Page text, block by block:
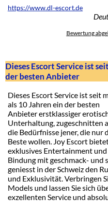
https://www.dl-escort.de
Bewertung
Dieses Escort Service ist
der besten Anbieter
Dieses Escort Service ist seit
als 10 Jahren ein der besten
Anbieter erstklassiger
Unterhaltung, zugeschnitten
die Bedürfnisse jener, die nur
Beste wollen. Joy Escort
exklusives Entertainment
Bindung mit geschmack- und
geniesst in der Schweiz den
und Exklusivität. Verbringen
Models und lassen Sie sich
exzellenten Service und